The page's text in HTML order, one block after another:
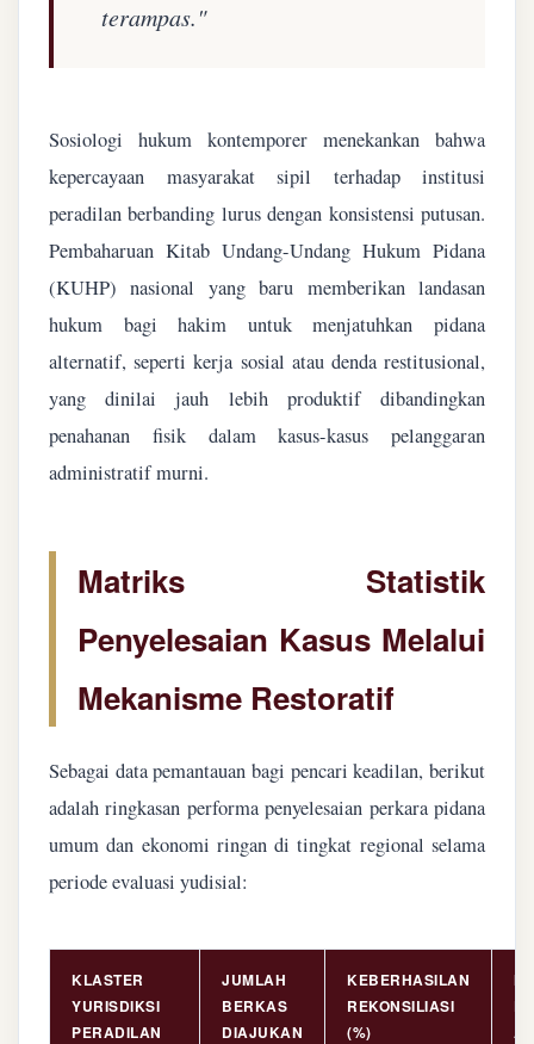
terampas."
Sosiologi hukum kontemporer menekankan bahwa
kepercayaan masyarakat sipil terhadap institusi
peradilan berbanding lurus dengan konsistensi putusan.
Pembaharuan Kitab Undang-Undang Hukum Pidana
(KUHP) nasional yang baru memberikan landasan
hukum bagi hakim untuk menjatuhkan pidana
alternatif, seperti kerja sosial atau denda restitusional,
yang dinilai jauh lebih produktif dibandingkan
penahanan fisik dalam kasus-kasus pelanggaran
administratif murni.
Matriks Statistik
Penyelesaian Kasus Melalui
Mekanisme Restoratif
Sebagai data pemantauan bagi pencari keadilan, berikut
adalah ringkasan performa penyelesaian perkara pidana
umum dan ekonomi ringan di tingkat regional selama
periode evaluasi yudisial:
KLASTER
YURISDIKSI
PERADILAN
JUMLAH
BERKAS
DIAJUKAN
KEBERHASILAN
REKONSILIASI
(%)